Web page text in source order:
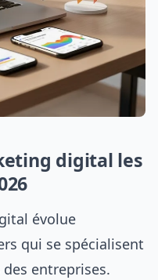
digital les
évolue
qui se spécialisent
entreprises.